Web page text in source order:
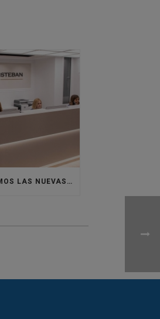
¡OS PRESENTAMOS LAS NUEVAS INSTALACIONES DE CLÍNICA SANTISTEBAN!